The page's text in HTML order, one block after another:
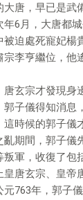
唐，早已是武
6月，大唐都城
被迫處死寵妃楊
宗李亨繼位，他
玄宗才發現身
子儀得知消息
時候的郭子儀
期間，郭子儀
軍，收復了包
唐玄宗、皇帝
763年，郭子